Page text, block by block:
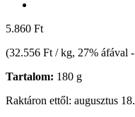
5.860 Ft
(32.556 Ft / kg, 27% áfával -
Tartalom: 180 g
Raktáron ettől: augusztus 18.